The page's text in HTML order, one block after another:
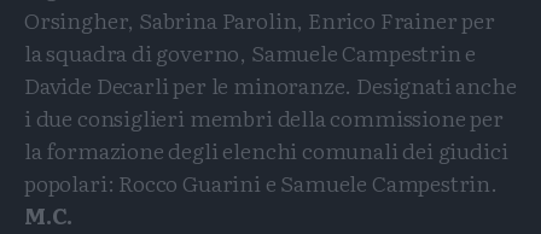
Orsingher, Sabrina Parolin, Enrico Frainer per
la squadra di governo, Samuele Campestrin e
Davide Decarli per le minoranze. Designati anche
i due consiglieri membri della commissione per
la formazione degli elenchi comunali dei giudici
popolari: Rocco Guarini e Samuele Campestrin.
M.C.